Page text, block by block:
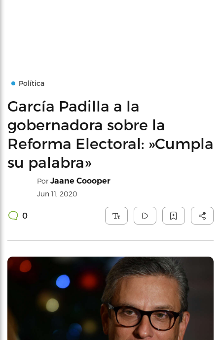
Política
García Padilla a la
gobernadora sobre la
Reforma Electoral: »Cumpla
su palabra»
Por Jaane Coooper
Jun 11, 2020
0